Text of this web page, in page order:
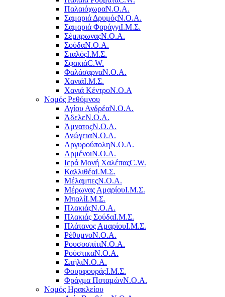
ΠαλαιόχωραΝ.Ο.Α.
Σαμαριά ΔρυμόςΝ.Ο.Α.
Σαμαριά ΦαράγγιΙ.Μ.Σ.
ΣέμπρωναςΝ.Ο.Α.
ΣούδαΝ.Ο.Α.
ΣταλόςΙ.Μ.Σ.
ΣφακιάC.W.
ΦαλάσαρναΝ.Ο.Α.
ΧανιάΙ.Μ.Σ.
Χανιά ΚέντροN.O.A
Νομός Ρεθύμνου
Αγίου ΑνδρέαΝ.Ο.Α.
ΆδελεΝ.Ο.Α.
ΆμνατοςΝ.Ο.Α.
ΑνώγειαΝ.Ο.Α.
ΑργυρούποληΝ.Ο.Α.
ΑρμένοιΝ.Ο.Α.
Ιερά Μονή ΧαλέπαςC.W.
ΚαλλιθέαΙ.Μ.Σ.
ΜέλαμπεςΝ.Ο.Α.
Μέρωνας ΑμαρίουΙ.Μ.Σ.
ΜπαλίΙ.Μ.Σ.
ΠλακιάςΝ.Ο.Α.
Πλακιάς ΣούδαΙ.Μ.Σ.
Πλάτανος ΑμαρίουΙ.Μ.Σ.
ΡέθυμνοΝ.Ο.Α.
ΡουσοσπίτιΝ.Ο.Α.
ΡούστικαΝ.Ο.Α.
ΣπήλιΝ.Ο.Α.
ΦουρφουράςΙ.Μ.Σ.
Φράγμα ΠοταμώνΝ.Ο.Α.
Νομός Ηρακλείου